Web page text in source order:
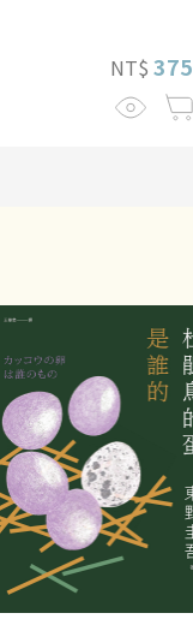
NT$ 375